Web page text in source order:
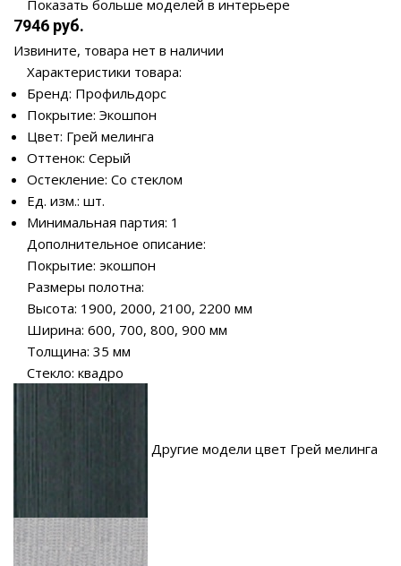
Показать больше моделей в интерьере
7946 руб.
Извините, товара нет в наличии
Характеристики товара:
Бренд: Профильдорс
Покрытие: Экошпон
Цвет: Грей мелинга
Оттенок: Серый
Остекление: Со стеклом
Ед. изм.: шт.
Минимальная партия: 1
Дополнительное описание:
Покрытие: экошпон
Размеры полотна:
Высота: 1900, 2000, 2100, 2200 мм
Ширина: 600, 700, 800, 900 мм
Толщина: 35 мм
Стекло: квадро
Другие модели цвет Грей мелинга